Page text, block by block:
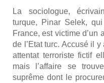
La socio­logue,
turque, Pinar Selek,
France, est vic­time d’un
de l’E­tat turc. Accu­sé il
atten­tat ter­ro­riste fic­tif
mais l’af­faire se
suprême dont le